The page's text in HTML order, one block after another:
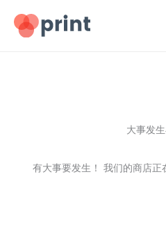
大事发
有大事要发生！ 我们的商店正